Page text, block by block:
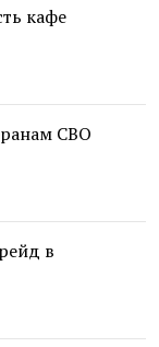
кафе
СВО
в